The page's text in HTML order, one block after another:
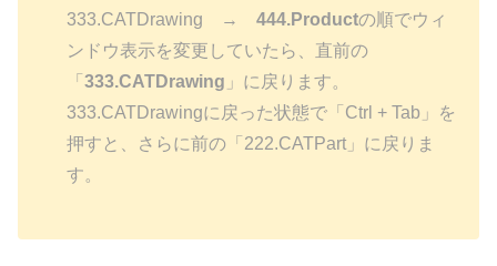
333.CATDrawing →444.Productの順でウィ
ンドウ表示を変更していたら、直前の
「333.CATDrawing 」に戻ります。
333.CATDrawingに戻った状態で「Ctrl + Tab」を
押すと、さらに前の「222.CATPart」に戻りま
す。